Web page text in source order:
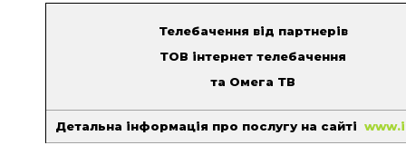
Телебачення від партнерів
ТОВ інтернет телебачення
та Омега ТВ
Детальна інформація про послугу на сайті